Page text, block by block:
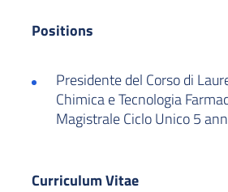
Positions
Presidente del Corso di
Chimica e Tecnologia
Magistrale Ciclo Unico 5
Curriculum Vitae